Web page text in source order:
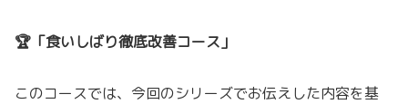
🏆「食いしばり徹底改善コース」
このコースでは、今回のシリーズでお伝えした内容を基